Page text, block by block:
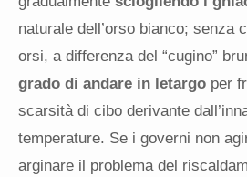
naturale dell’orso bianco; senza
orsi, a differenza del “cugino”
grado di andare in letargo per
scarsità di cibo derivante
temperature. Se i governi non
arginare il problema del